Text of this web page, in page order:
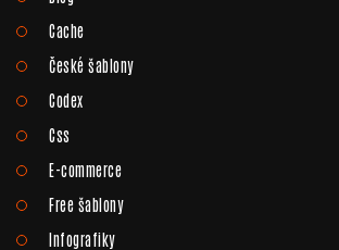
Cache
České šablony
Codex
Css
E-commerce
Free šablony
Infografiky